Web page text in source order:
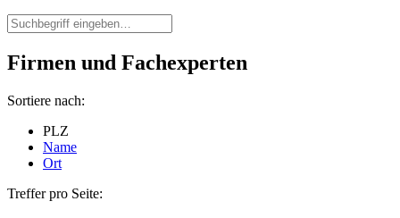
Firmen und Fachexperten
Sortiere nach:
PLZ
Name
Ort
Treffer pro Seite: